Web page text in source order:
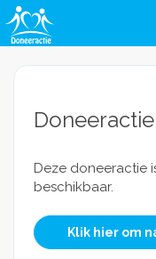
Deze doneeractie
beschikbaar.
Klik hier om